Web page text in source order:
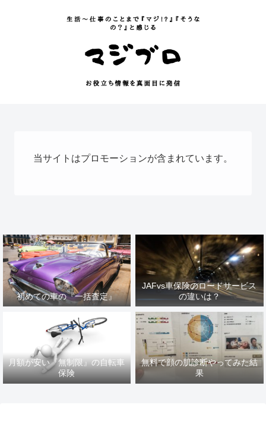
当サイトはプロモーションが含まれています。
初めての車の『一括査定』
JAFvs車保険のロードサービス
の違いは？
月額が安い『無制限』の自転車
保険
無料で顔の肌診断やってみた結
果